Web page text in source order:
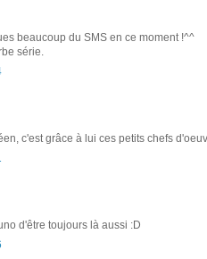
beaucoup du SMS en ce moment !^^
série.
c'est grâce à lui ces petits chefs
d'être toujours là aussi :D